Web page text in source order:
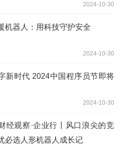
2024-10-30
机器人：用科技守护安全
2024-10-30
新时代 2024中国程序员节即将
2024-10-30
经观察·企业行丨风口浪尖的竞
选人形机器人成长记